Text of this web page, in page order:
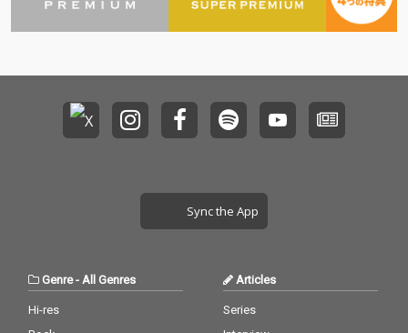
Sync the App
Genre- All Genres
Hi-res
Articles
Series